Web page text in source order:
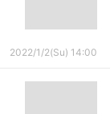
2022/1/2(Su) 14:00